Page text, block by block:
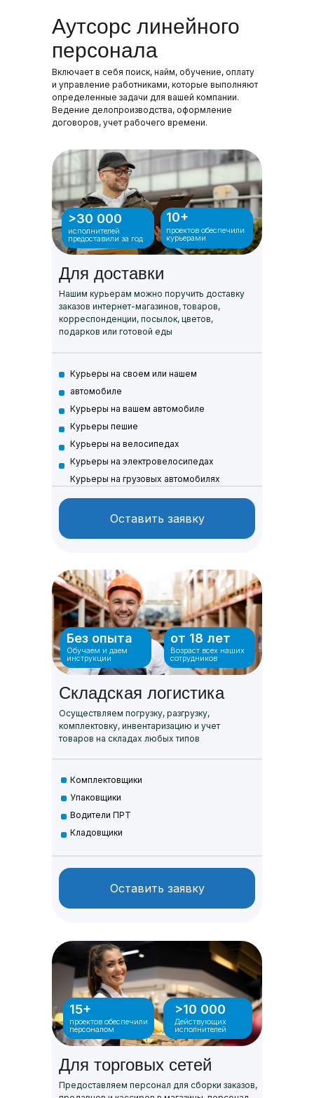
исполнителей
Оставить заявку
Осуществляем погрузку, разгрузку,
комплектовку, инвентаризацию и учет
товаров на складах любых типов
Складская логистика
Без опыта
Обучаем и даем
инструкции
от 18 лет
Возраст всех наших
сотрудников
Комплектовщики
Упаковщики
Водители ПРТ
Кладовщики
Для торговых сетей
Предоставляем персонал для сборки заказов,
>10 000
Действующих
исполнителей
15+
проектов обеспечили
персоналом
Оставить заявку
Нашим курьерам можно поручить доставку
заказов интернет-магазинов, товаров,
корреспонденции, посылок, цветов,
подарков или готовой еды
Для доставки
Курьеры на своем или нашем
автомобиле
Курьеры на вашем автомобиле
Курьеры пешие
Курьеры на велосипедах
Курьеры на электровелосипедах
Курьеры на грузовых автомобилях
>30 000
исполнителей
предоставили за год
10+
проектов обеспечили
курьерами
Включает в себя поиск, найм, обучение, оплату
и управление работниками, которые выполняют
определенные задачи для вашей компании.
Ведение делопроизводства, оформление
договоров, учет рабочего времени.
Аутсорс линейного
персонала